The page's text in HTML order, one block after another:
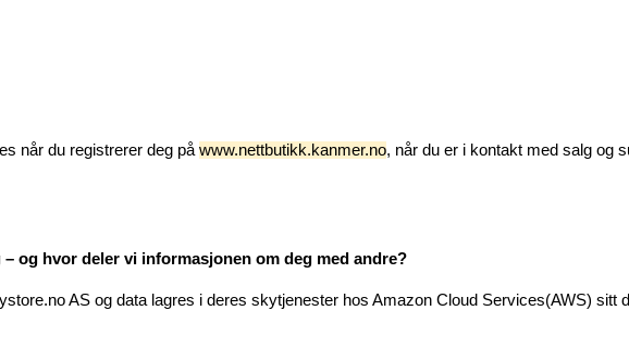
når du registrerer deg på www.nettbutikk.kanmer.no, når du er i kontakt med salg og
og hvor deler vi informasjonen om deg med andre?
AS og data lagres i deres skytjenester hos Amazon Cloud Services(AWS) sitt